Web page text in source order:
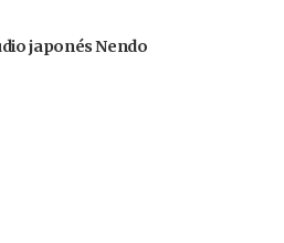
japonés Nendo